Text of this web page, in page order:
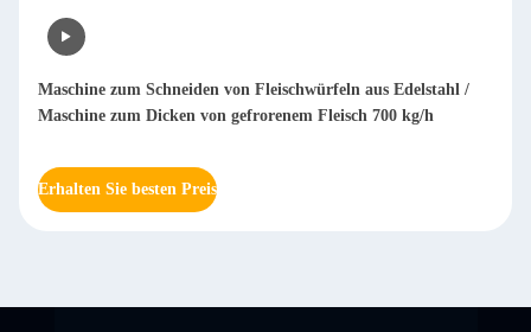
Maschine zum Schneiden von Fleischwürfeln aus Edelstahl /
Maschine zum Dicken von gefrorenem Fleisch 700 kg/h
Erhalten Sie besten Preis